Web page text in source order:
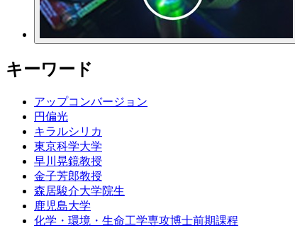
キーワード
アップコンバージョン
円偏光
キラルシリカ
東京科学大学
早川晃鏡教授
金子芳郎教授
森居駿介大学院生
鹿児島大学
化学・環境・生命工学専攻博士前期課程